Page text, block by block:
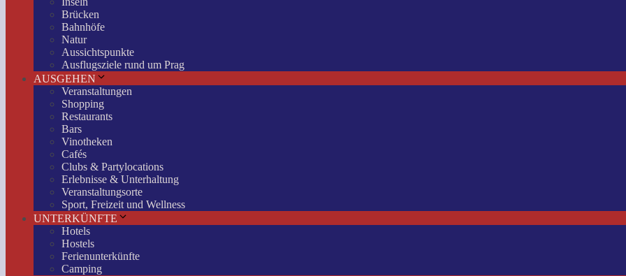
Brücken
Bahnhöfe
Natur
Aussichtspunkte
Ausflugsziele rund um Prag
AUSGEHEN
Veranstaltungen
Shopping
Restaurants
Bars
Vinotheken
Cafés
Clubs & Partylocations
Erlebnisse & Unterhaltung
Veranstaltungsorte
Sport, Freizeit und Wellness
UNTERKÜNFTE
Hotels
Hostels
Ferienunterkünfte
Camping